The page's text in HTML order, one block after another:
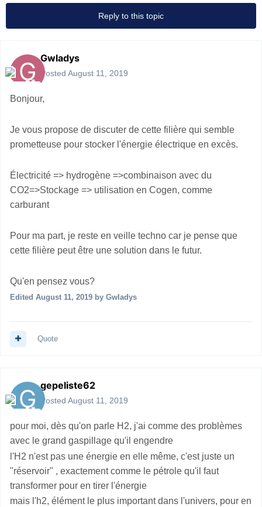
Reply to this topic
Gwladys
Posted August 11, 2019
Bonjour,
Je vous propose de discuter de cette filière qui semble
prometteuse pour stocker l'énergie électrique en excès.
Électricité => hydrogène =>combinaison avec du
CO2=>Stockage => utilisation en Cogen, comme
carburant
Pour ma part, je reste en veille techno car je pense que
cette filière peut être une solution dans le futur.
Qu'en pensez vous?
Edited August 11, 2019 by Gwladys
Quote
gepeliste62
Posted August 11, 2019
pour moi, dès qu'on parle H2, j'ai comme des problèmes
avec le grand gaspillage qu'il engendre
l'H2 n'est pas une énergie en elle même, c'est juste un
"réservoir" , exactement comme le pétrole qu'il faut
transformer pour en tirer l'énergie
mais l'h2, élément le plus important dans l'univers, pour en